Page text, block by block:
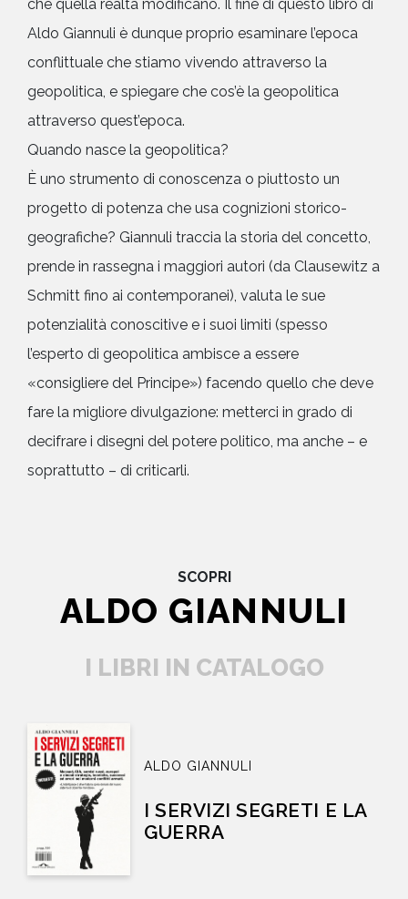
che quella realtà modificano. Il fine di questo libro di
Aldo Giannuli è dunque proprio esaminare l’epoca
conflittuale che stiamo vivendo attraverso la
geopolitica, e spiegare che cos’è la geopolitica
attraverso quest’epoca.
Quando nasce la geopolitica?
È uno strumento di conoscenza o piuttosto un
progetto di potenza che usa cognizioni storico-
geografiche? Giannuli traccia la storia del concetto,
prende in rassegna i maggiori autori (da Clausewitz a
Schmitt fino ai contemporanei), valuta le sue
potenzialità conoscitive e i suoi limiti (spesso
l’esperto di geopolitica ambisce a essere
«consigliere del Principe») facendo quello che deve
fare la migliore divulgazione: metterci in grado di
decifrare i disegni del potere politico, ma anche – e
soprattutto – di criticarli.
SCOPRI
ALDO GIANNULI
I LIBRI IN CATALOGO
ALDO GIANNULI
I SERVIZI SEGRETI E LA
GUERRA